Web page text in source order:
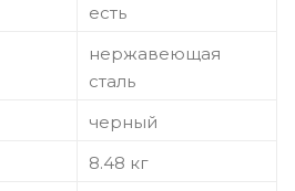
есть
нержавеющая
сталь
черный
8.48 кг